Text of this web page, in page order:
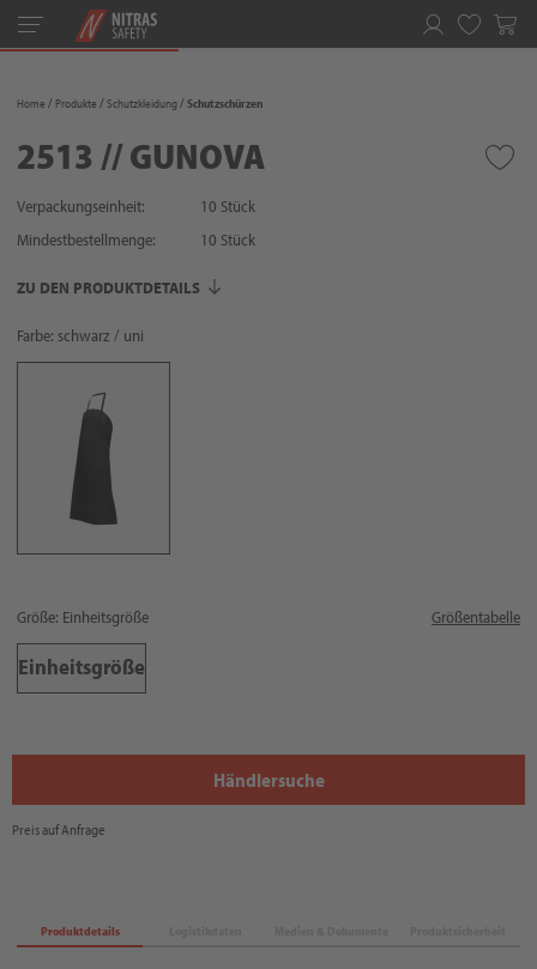
Toggle
navigation
Home Produkte Schutzkleidung Schutzschürzen
2513 // GUNOVA
Verpackungseinheit:
10 Stück
Mindestbestellmenge:
10 Stück
ZU DEN PRODUKTDETAILS
Farbe: schwarz / uni
Größe: Einheitsgröße Größentabelle
Einheitsgröße
Händlersuche
Preis auf Anfrage
Produktdetails